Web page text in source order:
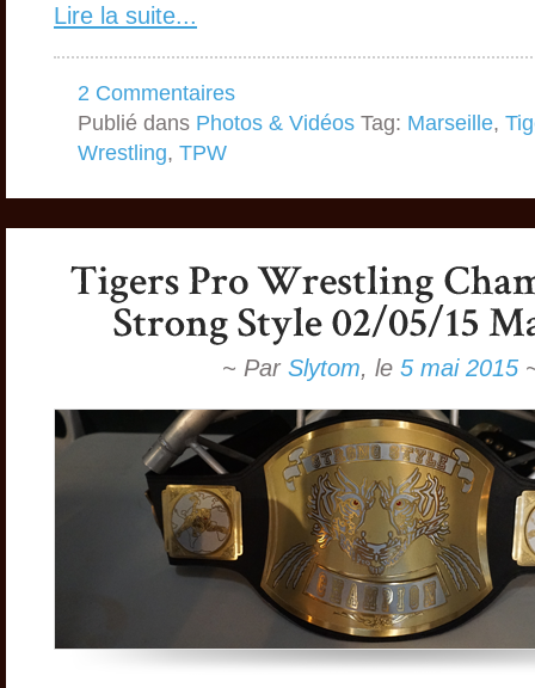
Lire la suite...
2 Commentaires
Publié dans Photos & Vidéos Tag: Marseille,
Wrestling, TPW
~ Par Slytom, le 5 mai 2015